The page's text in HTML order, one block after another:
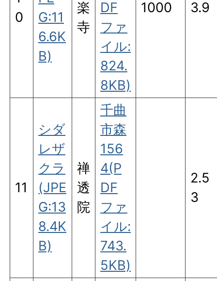
0
G:11
6.6K
B)
楽
寺
DF
ファ
イル:
824.
8KB)
1000 3.9
11
シダ
レザ
クラ
(JPE
G:13
8.4K
B)
禅
透
院
千曲
市森
156
4(P
DF
ファ
イル:
743.
5KB)
2.5
3